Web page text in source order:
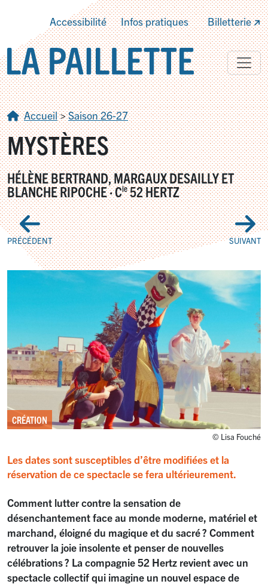
Accessibilité Infos pratiques Billetterie
Accueil>Saison 26-27
MYSTÈRES
HÉLÈNE BERTRAND, MARGAUX DESAILLY ET
BLANCHE RIPOCHE·Cie52 HERTZ
PRÉCÉDENT SUIVANT
CRÉATION
© Lisa Fouché
Les dates sont susceptibles d’être modifiées et la
réservation de ce spectacle se fera ultérieurement.
Comment lutter contre la sensation de
désenchantement face au monde moderne, matériel et
marchand, éloigné du magique et du sacré? Comment
retrouver la joie insolente et penser de nouvelles
célébrations? La compagnie 52 Hertz revient avec un
spectacle collectif qui imagine un nouvel espace de